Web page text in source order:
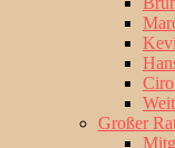
Großer